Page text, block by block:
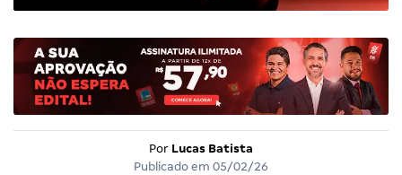
Por Lucas Batista
Publicado em 05/02/26